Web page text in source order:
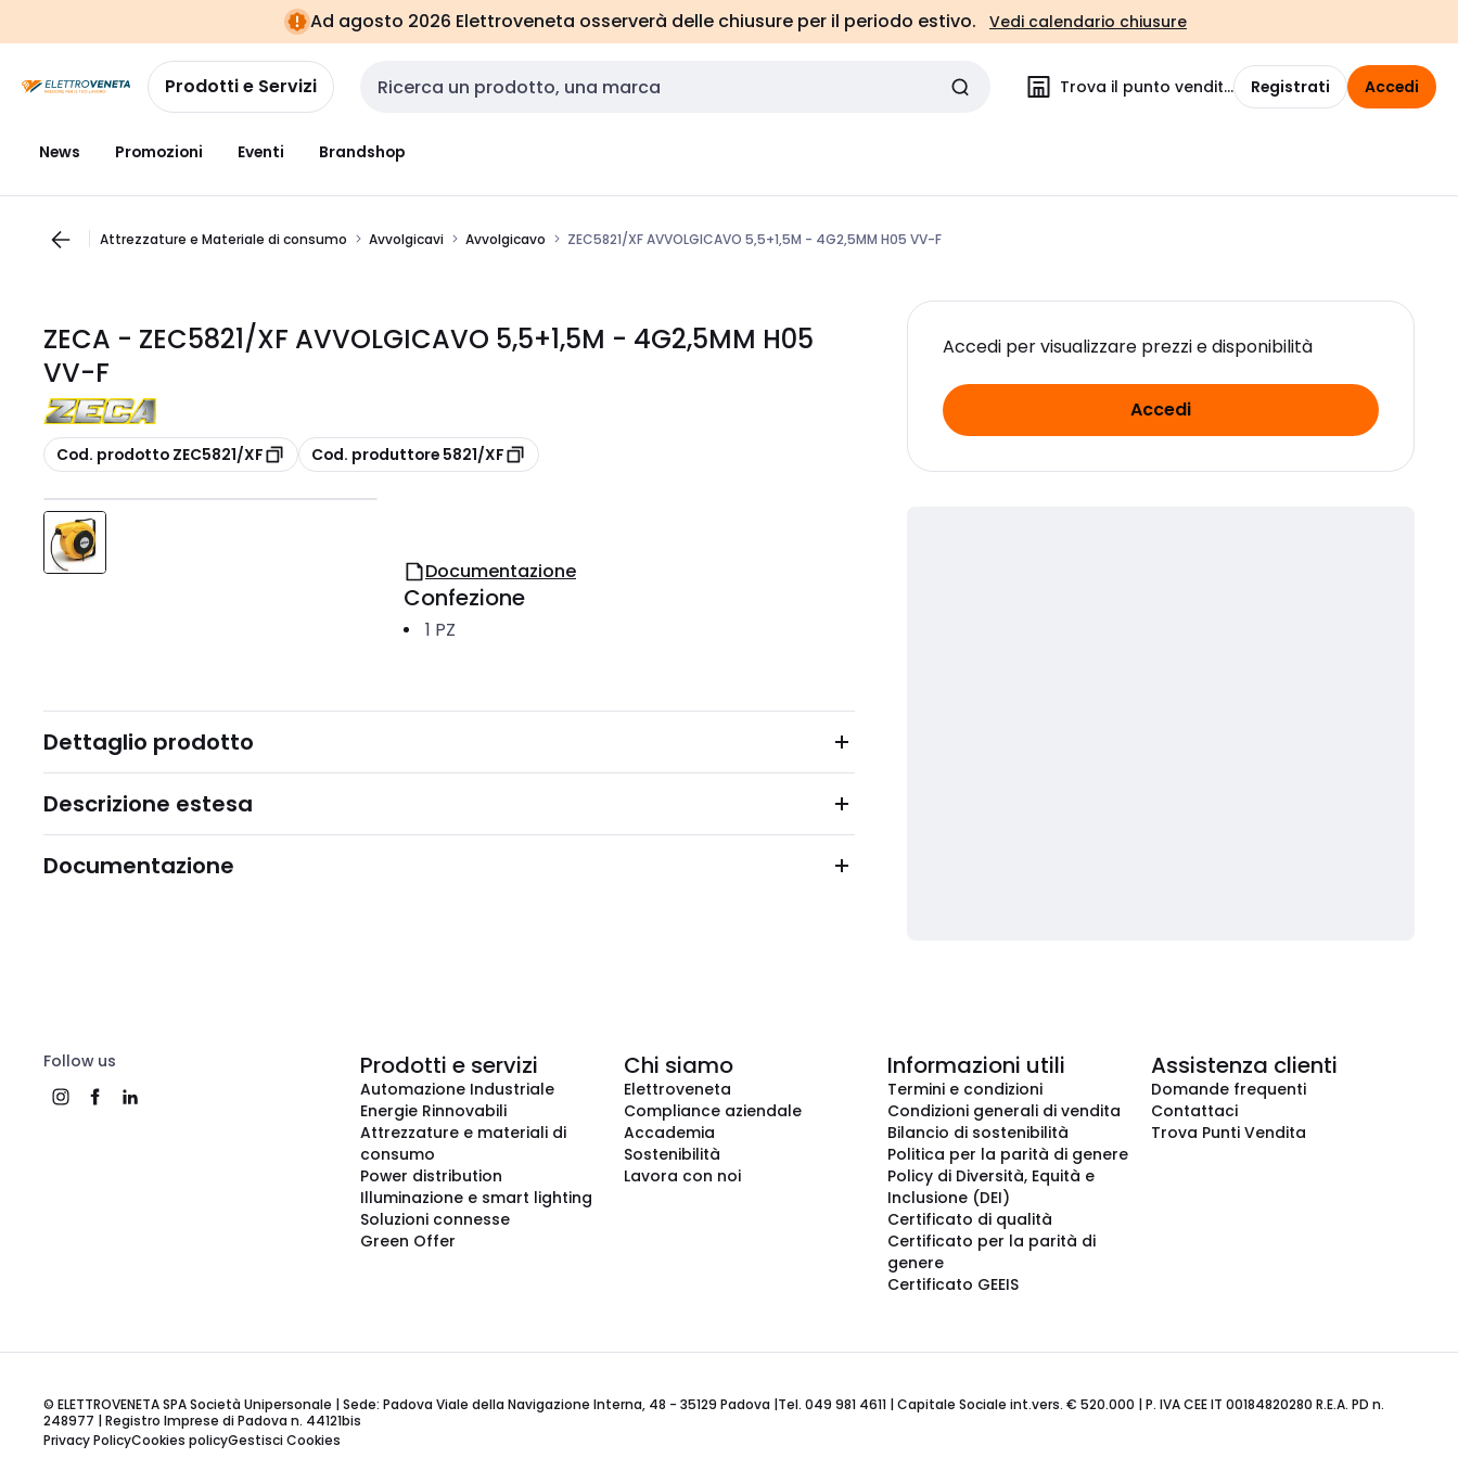
navigazionealla
pagina
Ad agosto 2026 Elettroveneta osserverà delle chiusure per il periodo estivo. Vedi calendario chiusure
Prodotti e Servizi Cerca input Trova il punto vendita Registrati Accedi
News Promozioni Eventi Brandshop
Attrezzature e Materiale di consumo Avvolgicavi Avvolgicavo ZEC5821/XF AVVOLGICAVO 5,5+1,5M - 4G2,5MM H05 VV-F
ZECA - ZEC5821/XF AVVOLGICAVO 5,5+1,5M - 4G2,5MM H05
VV-F
copia
Cod. prodotto ZEC5821/XF copia
Cod. produttore 5821/XF
Accedi per visualizzare prezzi e disponibilità
Accedi
Documentazione
Confezione
1 PZ
Dettaglio prodotto
Descrizione estesa
Documentazione
Follow us Prodotti e servizi
Automazione Industriale
Energie Rinnovabili
Attrezzature e materiali di
consumo
Power distribution
Illuminazione e smart lighting
Soluzioni connesse
Green Offer
Chi siamo
Elettroveneta
Compliance aziendale
Accademia
Sostenibilità
Lavora con noi
Informazioni utili
Termini e condizioni
Condizioni generali di vendita
Bilancio di sostenibilità
Politica per la parità di genere
Policy di Diversità, Equità e
Inclusione (DEI)
Certificato di qualità
Certificato per la parità di
genere
Certificato GEEIS
Assistenza clienti
Domande frequenti
Contattaci
Trova Punti Vendita
© ELETTROVENETA SPA Società Unipersonale | Sede: Padova Viale della Navigazione Interna, 48 - 35129 Padova |Tel. 049 981 4611 | Capitale Sociale int.vers. € 520.000 | P. IVA CEE IT 00184820280 R.E.A. PD n.
248977 | Registro Imprese di Padova n. 44121bis
Privacy PolicyCookies policyGestisci Cookies